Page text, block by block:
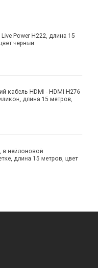
Power H222, длина 15
черный
кабель HDMI - HDMI H276
длина 15 метров,
в нейлоновой
длина 15 метров, цвет